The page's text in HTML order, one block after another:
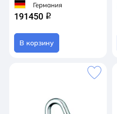
Германия
191450 q
В корзину